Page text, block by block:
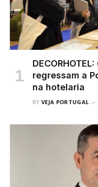
regressam a
na hotelaria
BY VEJA PORTUGAL